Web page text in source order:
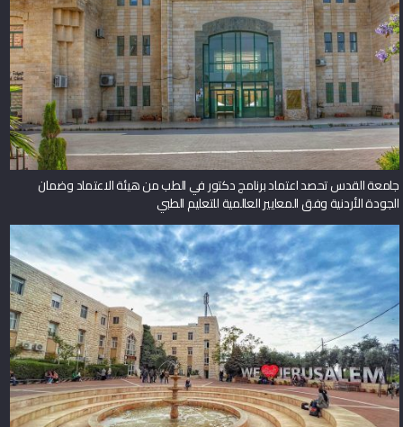
جامعة القدس تحصد اعتماد برنامج دكتور في الطب من هيئة الاعتماد وضمان
الجودة الأردنية وفق المعايير العالمية للتعليم الطبي